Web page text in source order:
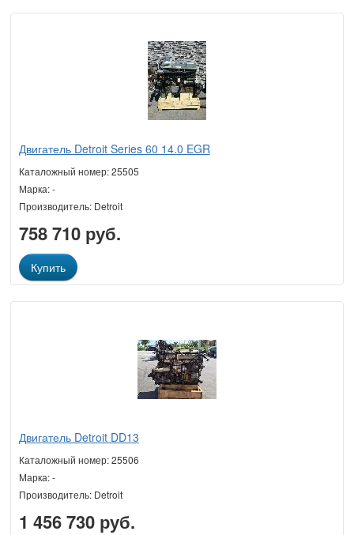
Двигатель Detroit Series 60 14.0 EGR
Каталожный номер: 25505
Марка: -
Производитель: Detroit
758 710 руб.
Купить
Двигатель Detroit DD13
Каталожный номер: 25506
Марка: -
Производитель: Detroit
1 456 730 руб.